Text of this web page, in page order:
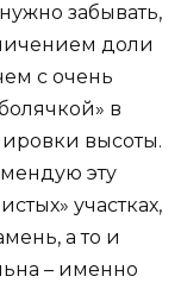
забывать,
доли
с очень
в
высоты.
эту
участках,
а то и
– именно